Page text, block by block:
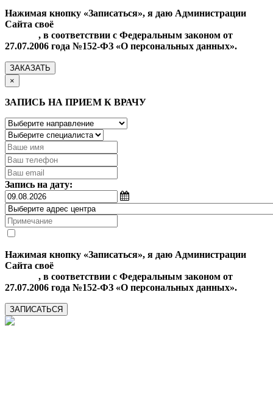
Нажимая кнопку «Записаться», я даю Администрации
Сайта своё
, в соответствии с Федеральным законом от
27.07.2006 года №152-ФЗ «О персональных данных».
ЗАКАЗАТЬ
×
ЗАПИСЬ НА ПРИЕМ К ВРАЧУ
Запись на дату:
Нажимая кнопку «Записаться», я даю Администрации
Сайта своё
, в соответствии с Федеральным законом от
27.07.2006 года №152-ФЗ «О персональных данных».
ЗАПИСАТЬСЯ